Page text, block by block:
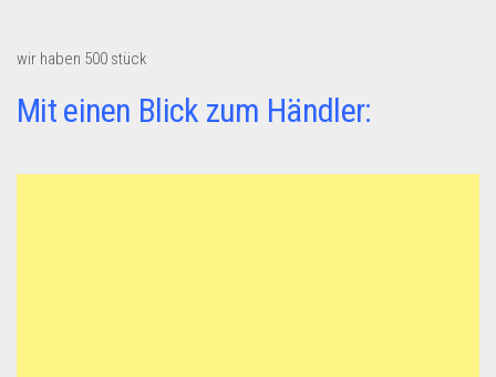
wir haben 500 stück
Mit einen Blick zum Händler: